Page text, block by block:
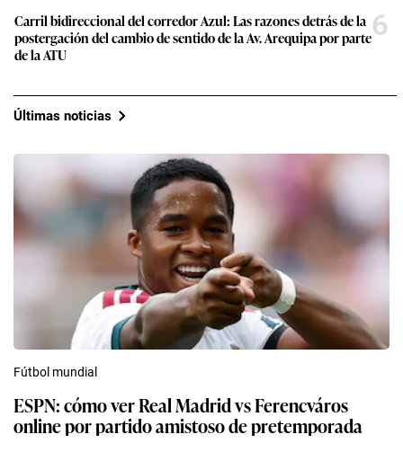
Carril bidireccional del corredor Azul: Las razones detrás de la
postergación del cambio de sentido de la Av. Arequipa por parte
de la ATU
6
Últimas noticias
Fútbol mundial
ESPN: cómo ver Real Madrid vs Ferencváros
online por partido amistoso de pretemporada